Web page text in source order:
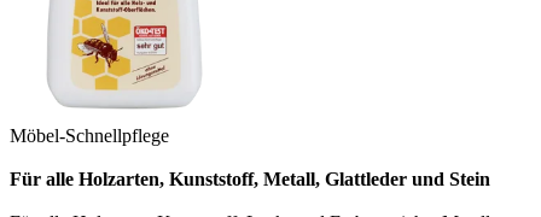
Möbel-Schnellpflege
Für alle Holzarten, Kunststoff, Metall, Glattleder und Stein